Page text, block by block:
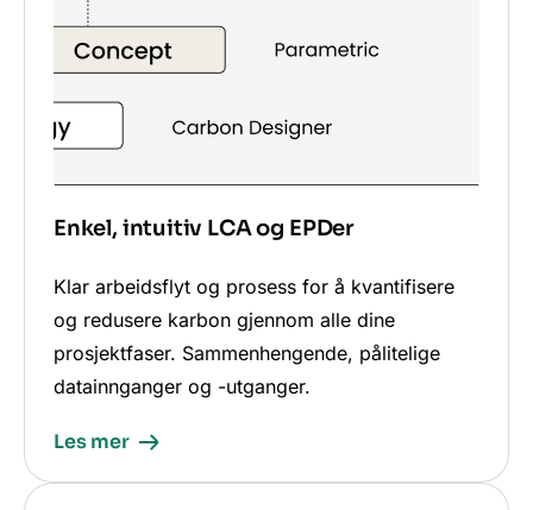
Enkel, intuitiv LCA og EPDer
Klar arbeidsflyt og prosess for å kvantifisere
og redusere karbon gjennom alle dine
prosjektfaser. Sammenhengende, pålitelige
datainnganger og -utganger.
Les mer